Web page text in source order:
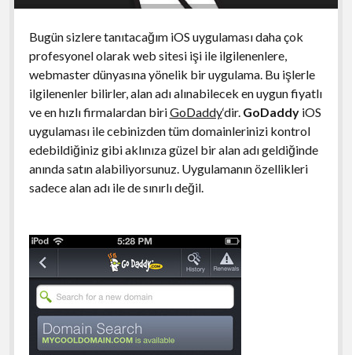
Bugün sizlere tanıtacağım iOS uygulaması daha çok
profesyonel olarak web sitesi işi ile ilgilenenlere,
webmaster dünyasına yönelik bir uygulama. Bu işlerle
ilgilenenler bilirler, alan adı alınabilecek en uygun fiyatlı
ve en hızlı firmalardan biriGoDaddy‘dir. GoDaddyiOS
uygulaması ile cebinizden tüm domainlerinizi kontrol
edebildiğiniz gibi aklınıza güzel bir alan adı geldiğinde
anında satın alabiliyorsunuz. Uygulamanın özellikleri
sadece alan adı ile de sınırlı değil.